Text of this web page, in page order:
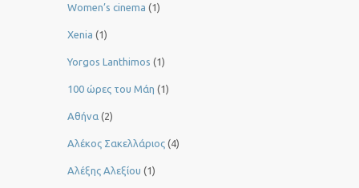
Women’s cinema (1)
Xenia (1)
Yorgos Lanthimos (1)
100 ώρες του Μάη (1)
Αθήνα (2)
Αλέκος Σακελλάριος (4)
Αλέξης Αλεξίου (1)